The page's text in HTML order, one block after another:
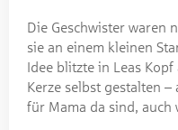
Die Geschwister waren
sie an einem kleinen
Idee blitzte in Leas
Kerze selbst gestalten
für Mama da sind, auch